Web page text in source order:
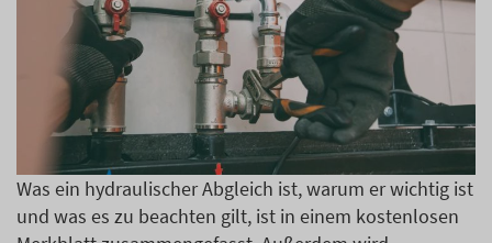
Was ein hydraulischer Abgleich ist, warum er wichtig ist
und was es zu beachten gilt, ist in einem kostenlosen